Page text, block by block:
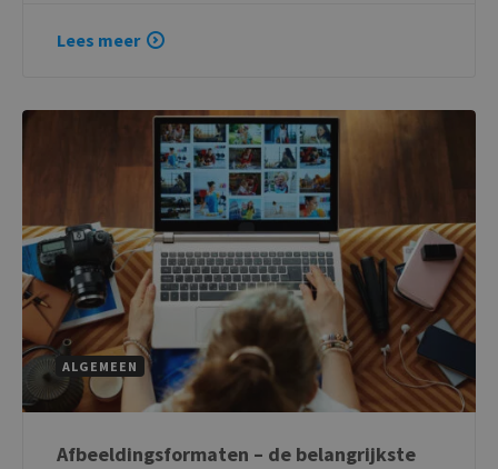
Lees meer
ALGEMEEN
Afbeeldingsformaten – de belangrijkste